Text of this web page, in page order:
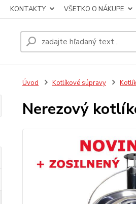
KONTAKTY VŠETKO O NÁKUPE
Úvod Kotlíkové súpravy
Nerezový